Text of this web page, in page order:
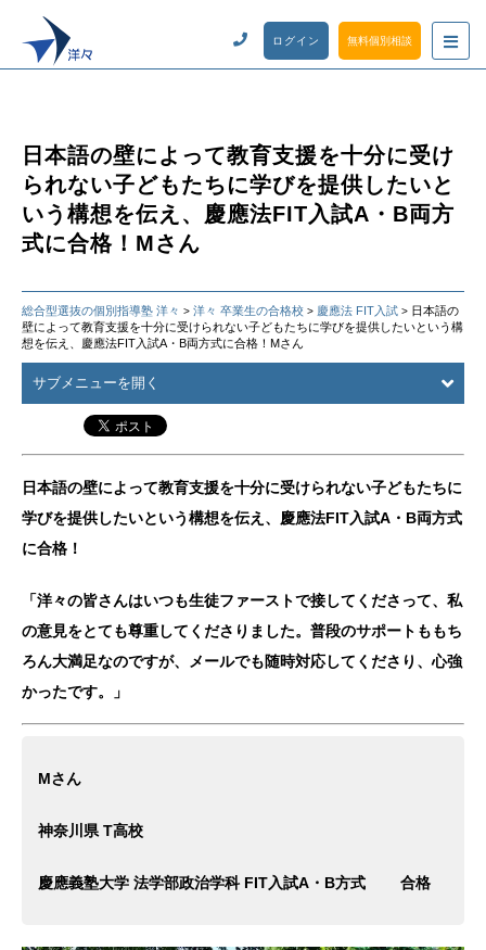
ログイン 無料個別相談
日本語の壁によって教育支援を十分に受け
られない子どもたちに学びを提供したいと
いう構想を伝え、慶應法FIT入試A・B両方
式に合格！Mさん
総合型選抜の個別指導塾 洋々 > 洋々 卒業生の合格校 > 慶應法 FIT入試 > 日本語の
壁によって教育支援を十分に受けられない子どもたちに学びを提供したいという構
想を伝え、慶應法FIT入試A・B両方式に合格！Mさん
サブメニューを開く
日本語の壁によって教育支援を十分に受けられない子どもたちに
学びを提供したいという構想を伝え、慶應法FIT入試A・B両方式
に合格！
「洋々の皆さんはいつも生徒ファーストで接してくださって、私
の意見をとても尊重してくださりました。普段のサポートももち
ろん大満足なのですが、メールでも随時対応してくださり、心強
かったです。」
Mさん
神奈川県 T高校
慶應義塾大学 法学部政治学科 FIT入試A・B方式 合格